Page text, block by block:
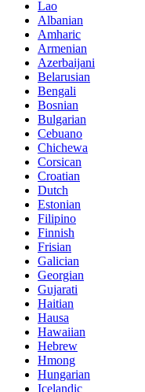
Lao
Albanian
Amharic
Armenian
Azerbaijani
Belarusian
Bengali
Bosnian
Bulgarian
Cebuano
Chichewa
Corsican
Croatian
Dutch
Estonian
Filipino
Finnish
Frisian
Galician
Georgian
Gujarati
Haitian
Hausa
Hawaiian
Hebrew
Hmong
Hungarian
Icelandic